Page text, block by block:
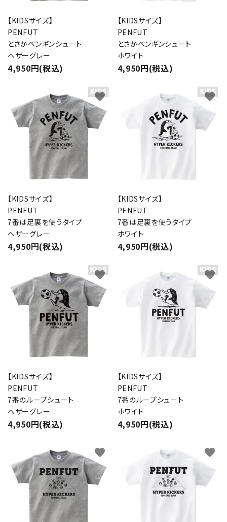
【KIDSサイズ】
PENFUT
とさかペンギンシュート
ヘザーグレー
4,950円(税込)
【KIDSサイズ】
PENFUT
とさかペンギンシュート
ホワイト
4,950円(税込)
【KIDSサイズ】
PENFUT
7番は足裏を使うタイプ
ヘザーグレー
4,950円(税込)
favorite
【KIDSサイズ】
PENFUT
7番は足裏を使うタイプ
ホワイト
4,950円(税込)
favorite
【KIDSサイズ】
PENFUT
7番のループシュート
ヘザーグレー
4,950円(税込)
favorite
【KIDSサイズ】
PENFUT
7番のループシュート
ホワイト
4,950円(税込)
favorite
favorite favorite